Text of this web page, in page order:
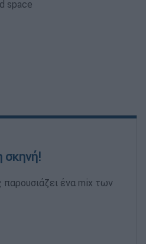
σκηνή!
ένα mix των